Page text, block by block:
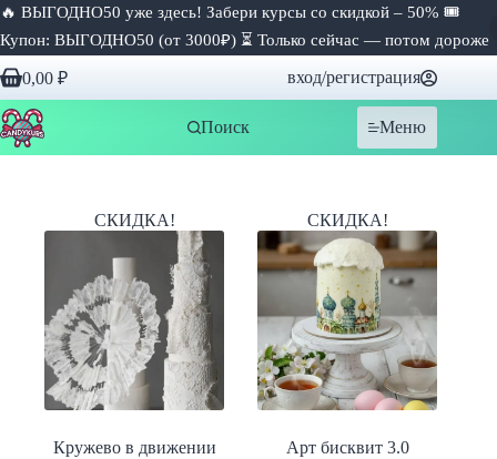
🔥 ВЫГОДНО50 уже здесь! Забери курсы со скидкой – 50% 🎟
Купон: ВЫГОДНО50 (от 3000₽) ⏳ Только сейчас — потом дороже
Перейти
к
сути
Корзина
0,00 ₽ вход/регистрация
Поиск Меню
СКИДКА!
Кружево в движении
СКИДКА!
Арт бисквит 3.0